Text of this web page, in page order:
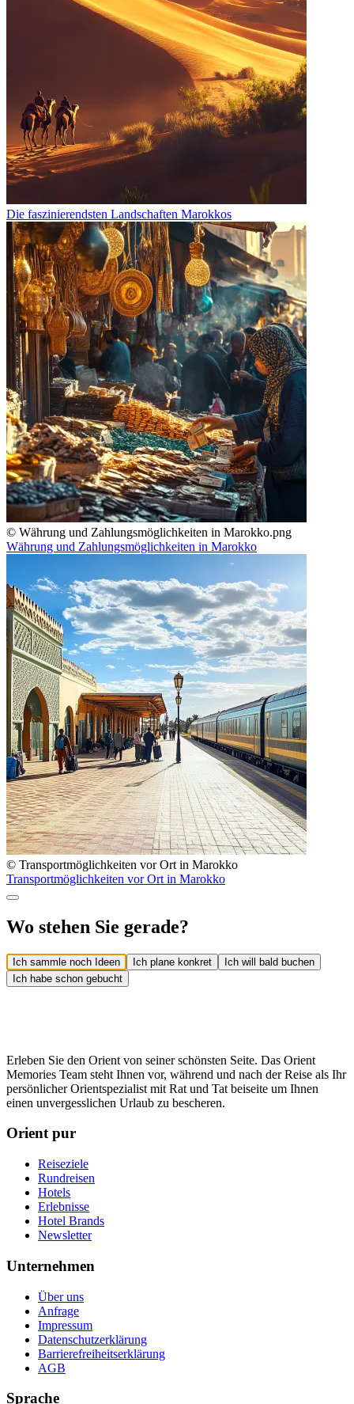
Die faszinierendsten Landschaften Marokkos
© Währung und Zahlungsmöglichkeiten in Marokko.png
Währung und Zahlungsmöglichkeiten in Marokko
© Transportmöglichkeiten vor Ort in Marokko
Transportmöglichkeiten vor Ort in Marokko
Wo stehen Sie gerade?
Ich sammle noch Ideen Ich plane konkret
Ich will bald buchen
Ich habe schon gebucht
Erleben Sie den Orient von seiner schönsten Seite. Das Orient
Memories Team steht Ihnen vor, während und nach der Reise als Ihr
persönlicher Orientspezialist mit Rat und Tat beiseite um Ihnen
einen unvergesslichen Urlaub zu bescheren.
Orient pur
Reiseziele
Rundreisen
Hotels
Erlebnisse
Hotel Brands
Newsletter
Unternehmen
Über uns
Anfrage
Impressum
Datenschutzerklärung
Barrierefreiheitserklärung
AGB
Sprache